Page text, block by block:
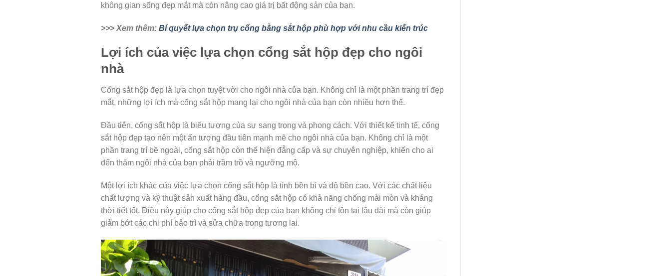
không gian sống đẹp mắt mà còn nâng cao giá trị bất động sản của bạn.
>>> Xem thêm: Bí quyết lựa chọn trụ cổng bằng sắt hộp phù hợp với nhu cầu kiến trúc
Lợi ích của việc lựa chọn cổng sắt hộp đẹp cho ngôi
nhà
Cổng sắt hộp đẹp là lựa chọn tuyệt vời cho ngôi nhà của bạn. Không chỉ là một phần trang trí đẹp
mắt, những lợi ích mà cổng sắt hộp mang lại cho ngôi nhà của bạn còn nhiều hơn thế.
Đầu tiên, cổng sắt hộp là biểu tượng của sự sang trọng và phong cách. Với thiết kế tinh tế, cổng
sắt hộp đẹp tạo nên một ấn tượng đầu tiên mạnh mẽ cho ngôi nhà của bạn. Không chỉ là một
phần trang trí bề ngoài, cổng sắt hộp còn thể hiện đẳng cấp và sự chuyên nghiệp, khiến cho ai
đến thăm ngôi nhà của bạn phải trầm trồ và ngưỡng mộ.
Một lợi ích khác của việc lựa chọn cổng sắt hộp là tính bền bỉ và độ bền cao. Với các chất liệu
chất lượng và kỹ thuật sản xuất hàng đầu, cổng sắt hộp có khả năng chống mài mòn và kháng
thời tiết tốt. Điều này giúp cho cổng sắt hộp đẹp của bạn không chỉ tồn tại lâu dài mà còn giúp
giảm bớt các chi phí bảo trì và sửa chữa trong tương lai.